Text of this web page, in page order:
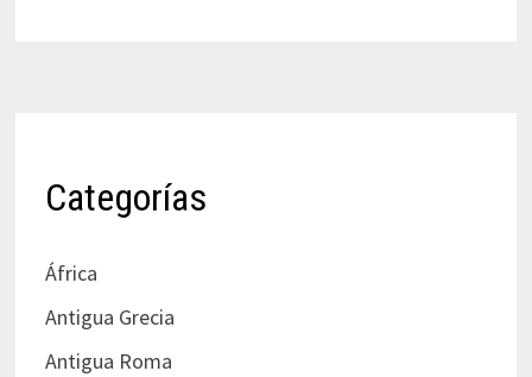
Categorías
África
Antigua Grecia
Antigua Roma